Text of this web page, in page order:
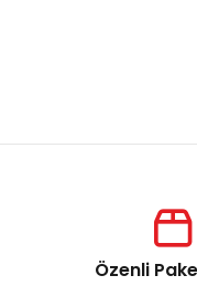
Özenli